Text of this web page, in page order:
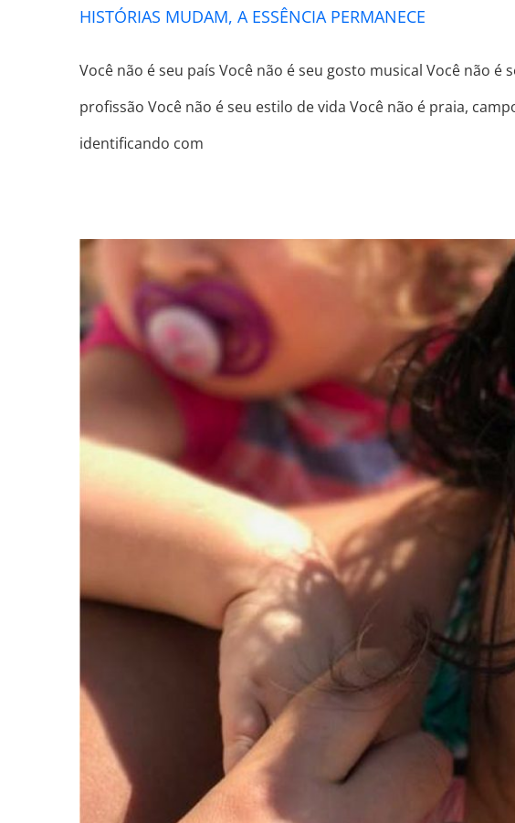
HISTÓRIAS MUDAM, A ESSÊNCIA PERMANECE
Você não é seu país Você não é seu gosto musical Você não
profissão Você não é seu estilo de vida Você não é praia,
identificando com